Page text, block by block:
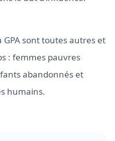
sont toutes autres et
: femmes pauvres
abandonnés et
humains.